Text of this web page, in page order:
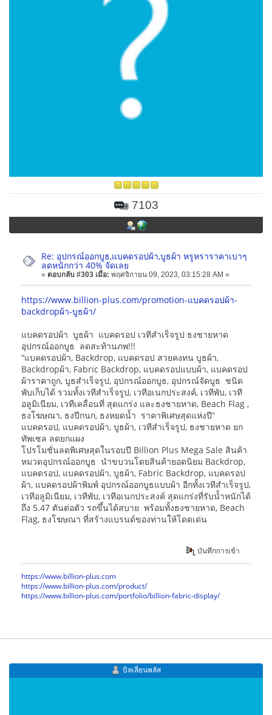
7103
Re: อุปกรณ์ออกบูธ,แบคดรอปผ้า,บูธผ้า หรูหราราคาเบาๆ
ลดหนักกว่า 40% จัดเลย
« ตอบกลับ #303 เมื่อ: พฤศจิกายน 09, 2023, 03:15:28 AM »
https://www.billion-plus.com/promotion-แบคดรอปผ้า-
backdropผ้า-บูธผ้า/
แบคดรอปผ้า บูธผ้า แบคดรอป เวทีสำเร็จรูป ธงชายหาด
อุปกรณ์ออกบูธ ลดสะท้านภพ!!!
“แบคดรอปผ้า, Backdrop, แบคดรอป สวยคงทน บูธผ้า,
Backdropผ้า, Fabric Backdrop, แบคดรอปแบบผ้า, แบคดรอป
ผ้าราคาถูก, บูธสำเร็จรูป, อุปกรณ์ออกบูธ, อุปกรณ์จัดบูธ ชนิด
พับเก็บได้ รวมทั้งเวทีสำเร็จรูป, เวทีอเนกประสงค์, เวทีพับ, เวที
อลูมิเนียม, เวทีเคลื่อนที่ สุดแกร่ง และธงชายหาด, Beach Flag ,
ธงโฆษณา, ธงปีกนก, ธงหยดน้ำ ราคาพิเศษสุดแห่งปี”
แบคดรอป, แบคดรอปผ้า, บูธผ้า, เวทีสำเร็จรูป, ธงชายหาด ยก
ทัพเซล ลดยกแผง
โปรโมชั่นลดพิเศษสุดในรอบปี Billion Plus Mega Sale สินค้า
หมวดอุปกรณ์ออกบูธ นำขบวนโดยสินค้ายอดนิยม Backdrop,
แบคดรอป, แบคดรอปผ้า, บูธผ้า, Fabric Backdrop, แบคดรอป
ผ้า, แบคดรอปผ้าพิมพ์ อุปกรณ์ออกบูธแบบผ้า อีกทั้งเวทีสำเร็จรูป,
เวทีอลูมิเนียม, เวทีพับ, เวทีอเนกประสงค์ สุดแกร่งที่รับน้ำหนักได้
ถึง 5.47 ตันต่อตัว รถขึ้นได้สบาย พร้อมทั้งธงชายหาด, Beach
Flag, ธงโฆษณา ที่สร้างแบรนด์ของท่านให้โดดเด่น
บันทึกการเข้า
https://www.billion-plus.com
https://www.billion-plus.com/product/
https://www.billion-plus.com/portfolio/billion-fabric-display/
บิลเลี่ยนพลัส